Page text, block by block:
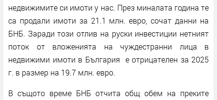
недвижимите си имоти у нас. През миналата година те
са продали имоти за 21.1 млн. евро, сочат данни на
БНБ. Заради този отлив на руски инвестиции нетният
поток от вложенията на чуждестранни лица в
недвижими имоти в България е отрицателен за 2025
г. в размер на 19.7 млн. евро.
В същото време БНБ отчита общ обем на преките